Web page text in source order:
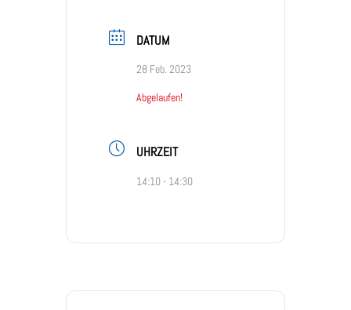
DATUM
28 Feb. 2023
Abgelaufen!
UHRZEIT
14:10 - 14:30